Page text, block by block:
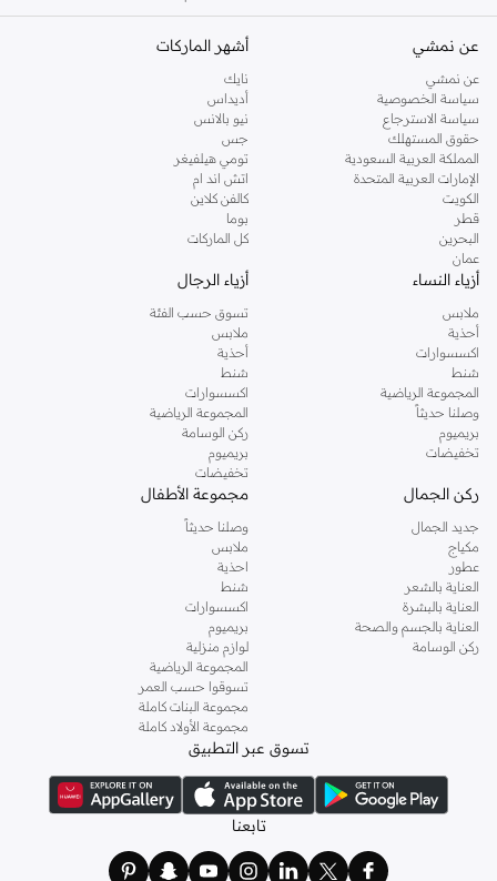
عن نمشي
عن نمشي
سياسة الخصوصية
سياسة الاسترجاع
حقوق المستهلك
المملكة العربية السعودية
الإمارات العربية المتحدة
الكويت
قطر
البحرين
عمان
أشهر الماركات
نايك
أديداس
نيو بالانس
جس
تومي هيلفيغر
اتش اند ام
كالفن كلاين
بوما
كل الماركات
أزياء النساء
ملابس
أحذية
اكسسوارات
شنط
المجموعة الرياضية
وصلنا حديثاً
بريميوم
تخفيضات
أزياء الرجال
تسوق حسب الفئة
ملابس
أحذية
شنط
اكسسوارات
المجموعة الرياضية
ركن الوسامة
بريميوم
تخفيضات
ركن الجمال
جديد الجمال
مكياج
عطور
العناية بالشعر
العناية بالبشرة
العناية بالجسم والصحة
ركن الوسامة
مجموعة الأطفال
وصلنا حديثاً
ملابس
احذية
شنط
اكسسوارات
بريميوم
لوازم منزلية
المجموعة الرياضية
تسوقوا حسب العمر
مجموعة البنات كاملة
مجموعة الأولاد كاملة
تسوق عبر التطبيق
تابعنا